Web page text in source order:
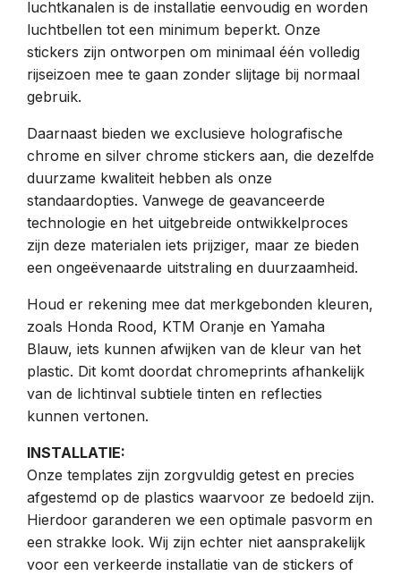
luchtkanalen is de installatie eenvoudig en worden
luchtbellen tot een minimum beperkt. Onze
stickers zijn ontworpen om minimaal één volledig
rijseizoen mee te gaan zonder slijtage bij normaal
gebruik.
Daarnaast bieden we exclusieve holografische
chrome en silver chrome stickers aan, die dezelfde
duurzame kwaliteit hebben als onze
standaardopties. Vanwege de geavanceerde
technologie en het uitgebreide ontwikkelproces
zijn deze materialen iets prijziger, maar ze bieden
een ongeëvenaarde uitstraling en duurzaamheid.
Houd er rekening mee dat merkgebonden kleuren,
zoals Honda Rood, KTM Oranje en Yamaha
Blauw, iets kunnen afwijken van de kleur van het
plastic. Dit komt doordat chromeprints afhankelijk
van de lichtinval subtiele tinten en reflecties
kunnen vertonen.
INSTALLATIE:
Onze templates zijn zorgvuldig getest en precies
afgestemd op de plastics waarvoor ze bedoeld zijn.
Hierdoor garanderen we een optimale pasvorm en
een strakke look. Wij zijn echter niet aansprakelijk
voor een verkeerde installatie van de stickers of